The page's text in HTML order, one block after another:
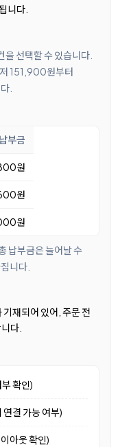
니다.
선택할 수 있습니다.
151,900원부터
.
부금
원
원
원
납부금은 늘어날 수
니다.
재되어 있어, 주문 전
다.
확인)
연결 가능 여부)
아웃 확인)